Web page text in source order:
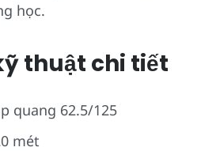
học.
thuật chi tiết
quang 62.5/125
mét